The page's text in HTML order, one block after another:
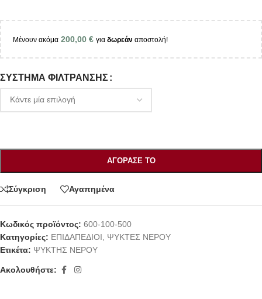
Μένουν ακόμα 200,00 € για δωρεάν αποστολή!
ΣΎΣΤΗΜΑ ΦΊΛΤΡΑΝΣΗΣ
ΑΓΌΡΑΣΕ ΤΟ
Σύγκριση Αγαπημένα
Κωδικός προϊόντος: 600-100-500
Κατηγορίες: ΕΠΙΔΑΠΕΔΙΟΙ
ΨΥΚΤΕΣ ΝΕΡΟΥ
Ετικέτα: ΨΥΚΤΗΣ ΝΕΡΟΥ
Ακολουθήστε: